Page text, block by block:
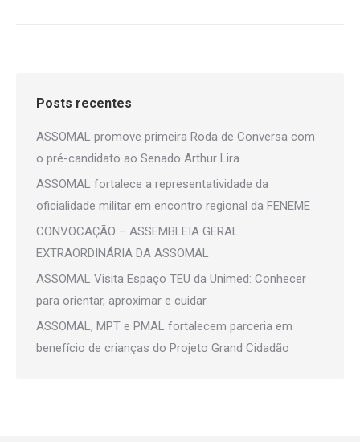
Posts recentes
ASSOMAL promove primeira Roda de Conversa com
o pré-candidato ao Senado Arthur Lira
ASSOMAL fortalece a representatividade da
oficialidade militar em encontro regional da FENEME
CONVOCAÇÃO – ASSEMBLEIA GERAL
EXTRAORDINÁRIA DA ASSOMAL
ASSOMAL Visita Espaço TEU da Unimed: Conhecer
para orientar, aproximar e cuidar
ASSOMAL, MPT e PMAL fortalecem parceria em
benefício de crianças do Projeto Grand Cidadão